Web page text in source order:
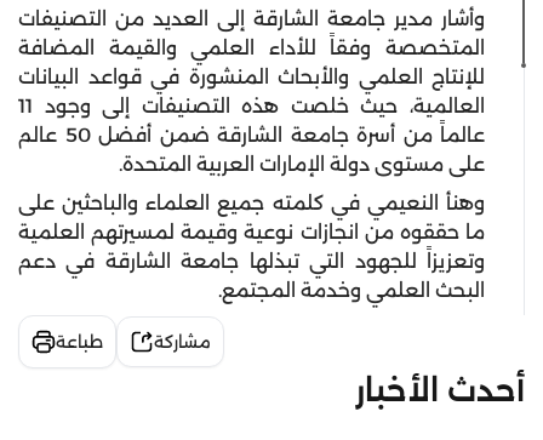
وأشار مدير جامعة الشارقة إلى العديد من التصنيفات
المتخصصة وفقاً للأداء العلمي والقيمة المضافة
للإنتاج العلمي والأبحاث المنشورة في قواعد البيانات
العالمية، حيث خلصت هذه التصنيفات إلى وجود 11
عالماً من أسرة جامعة الشارقة ضمن أفضل 50 عالم
على مستوى دولة الإمارات العربية المتحدة.
وهنأ النعيمي في كلمته جميع العلماء والباحثين على
ما حققوه من انجازات نوعية وقيمة لمسيرتهم العلمية
وتعزيزاً للجهود التي تبذلها جامعة الشارقة في دعم
البحث العلمي وخدمة المجتمع.
مشاركة طباعة
أحدث الأخبار